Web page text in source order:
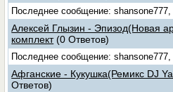
Последнее сообщение:
Алексей Глызин - Эпизод(Новая
комплект (0 Ответов)
Последнее сообщение:
Афганские - Кукушка(Ремикс DJ
Ответов)